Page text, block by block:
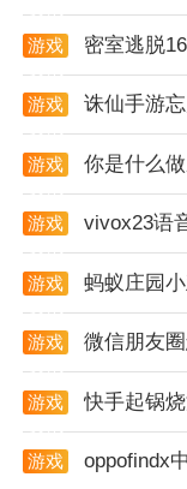
app功能
1. wifi测速：通过
和路由器连接稳
2. wifi共享：一键
免费wifi服务。
游戏
密室逃脱
游戏
诛仙手游
游戏
你是什么
游戏
vivox23语
游戏
蚂蚁庄园
游戏
微信朋友
游戏
快手起锅
游戏
oppofindx